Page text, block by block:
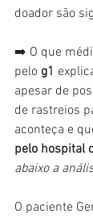
doador são
➡️ O que
pelo g1
apesar de
de rastreios
aconteça e
pelo hospital
abaixo a
O paciente